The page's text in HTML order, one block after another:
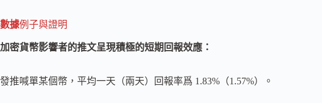
數據例子與證明
加密貨幣影響者的推文呈現積極的短期回報效應：
發推喊單某個幣，平均一天（兩天）回報率爲 1.83%（1.57%）。